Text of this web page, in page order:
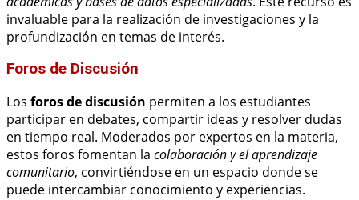
invaluable para la realización de investigaciones y la
profundización en temas de interés.
Foros de Discusión
Los foros de discusión permiten a los estudiantes
participar en debates, compartir ideas y resolver dudas
en tiempo real. Moderados por expertos en la materia,
estos foros fomentan la colaboración y el aprendizaje
comunitario, convirtiéndose en un espacio donde se
puede intercambiar conocimiento y experiencias.